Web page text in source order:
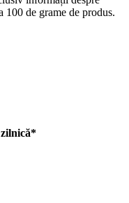
de grame de produs.
*